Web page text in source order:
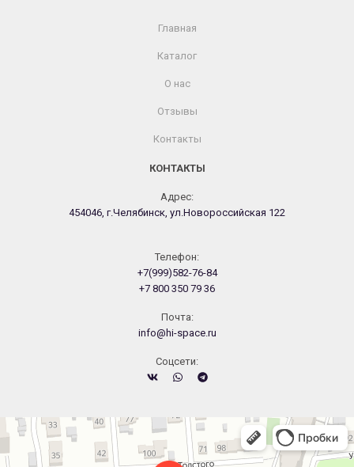
Главная
Каталог
О нас
Отзывы
Контакты
КОНТАКТЫ
Адрес:
454046, г.Челябинск, ул.Новороссийская 122
Телефон:
+7(999)582-76-84
+7 800 350 79 36
Почта:
info@hi-space.ru
Cоцсети:
Челябинск
Новороссийская улица, 122 — Яндекс.Карты